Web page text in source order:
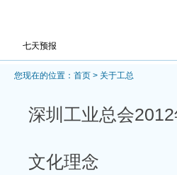
您现在的位置： 首页 > 关于工总
深圳工业总会
文化理念